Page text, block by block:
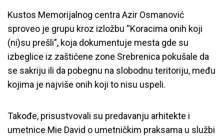
Kustos Memorijalnog centra Azir Osmanović
sproveo je grupu kroz izložbu “Koracima onih koji
(ni)su prešli”, koja dokumentuje mesta gde su
izbeglice iz zaštićene zone Srebrenica pokušale da
se sakriju ili da pobegnu na slobodnu teritoriju, među
kojima je najviše onih koji to nisu uspeli.
Takođe, prisustvovali su predavanju arhitekte i
umetnice Mie David o umetničkim praksama u službi